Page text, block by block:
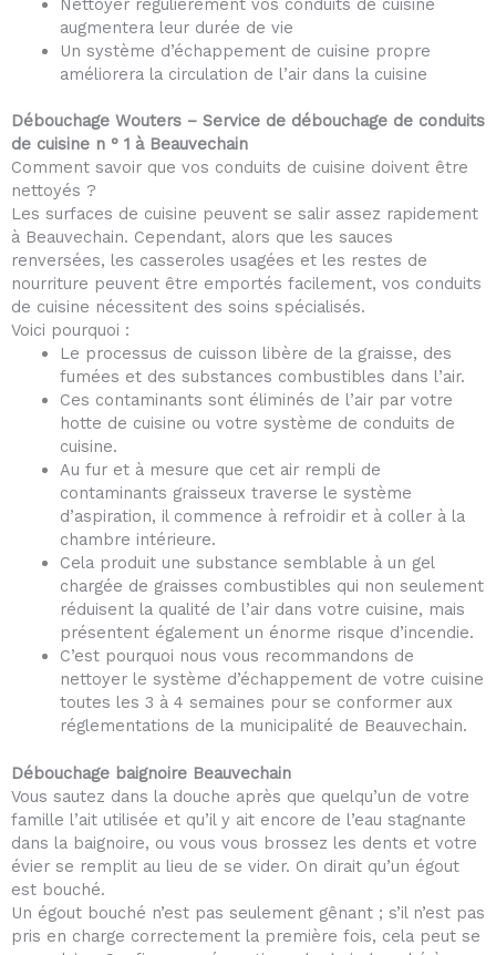
augmentera leur durée de vie
Un système d’échappement de cuisine propre
améliorera la circulation de l’air dans la cuisine
Débouchage Wouters – Service de débouchage de conduits
de cuisine n ° 1 à Beauvechain
Comment savoir que vos conduits de cuisine doivent être
nettoyés ?
Les surfaces de cuisine peuvent se salir assez rapidement
à Beauvechain. Cependant, alors que les sauces
renversées, les casseroles usagées et les restes de
nourriture peuvent être emportés facilement, vos conduits
de cuisine nécessitent des soins spécialisés.
Voici pourquoi :
Le processus de cuisson libère de la graisse, des
fumées et des substances combustibles dans l’air.
Ces contaminants sont éliminés de l’air par votre
hotte de cuisine ou votre système de conduits de
cuisine.
Au fur et à mesure que cet air rempli de
contaminants graisseux traverse le système
d’aspiration, il commence à refroidir et à coller à la
chambre intérieure.
Cela produit une substance semblable à un gel
chargée de graisses combustibles qui non seulement
réduisent la qualité de l’air dans votre cuisine, mais
présentent également un énorme risque d’incendie.
C’est pourquoi nous vous recommandons de
nettoyer le système d’échappement de votre cuisine
toutes les 3 à 4 semaines pour se conformer aux
réglementations de la municipalité de Beauvechain.
Débouchage baignoire Beauvechain
Vous sautez dans la douche après que quelqu’un de votre
famille l’ait utilisée et qu’il y ait encore de l’eau stagnante
dans la baignoire, ou vous vous brossez les dents et votre
évier se remplit au lieu de se vider. On dirait qu’un égout
est bouché.
Un égout bouché n’est pas seulement gênant ; s’il n’est pas
pris en charge correctement la première fois, cela peut se